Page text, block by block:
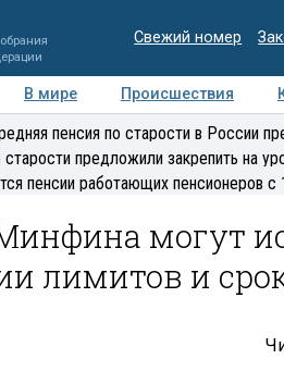
Свежий номер
В мире Происшествия
Медиацентр
пенсия по старости в России
предложили закрепить на
пенсии работающих пенсионеров с
могут
лимитов и